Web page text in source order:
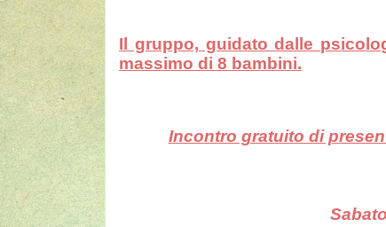
Il gruppo, guidato dalle
massimo di 8 bambini.
Incontro gratuito di